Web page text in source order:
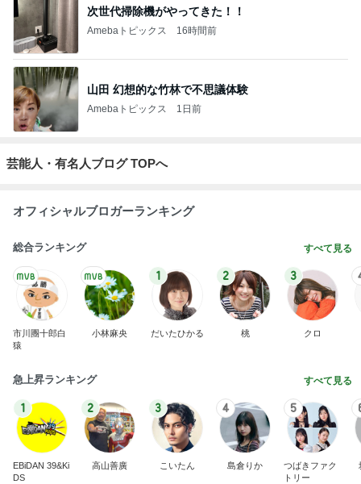
次世代掃除機がやってきた！！
Amebaトピックス 16時間前
山田 幻想的な竹林で不思議体験
Amebaトピックス 1日前
芸能人・有名人ブログ TOPへ
オフィシャルブロガーランキング
総合ランキング すべて見る
市川團十郎白
猿
小林麻央
1
だいたひかる
2
桃
3
クロ
急上昇ランキング すべて見る
1
EBiDAN 39&Ki
DS
2
高山善廣
3
こいたん
4
島倉りか
5
つばきファク
トリー